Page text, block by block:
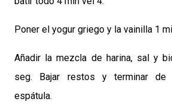
Poner el yogur griego y la vainilla 1
Añadir la mezcla de harina, sal y
seg. Bajar restos y terminar de
espátula.